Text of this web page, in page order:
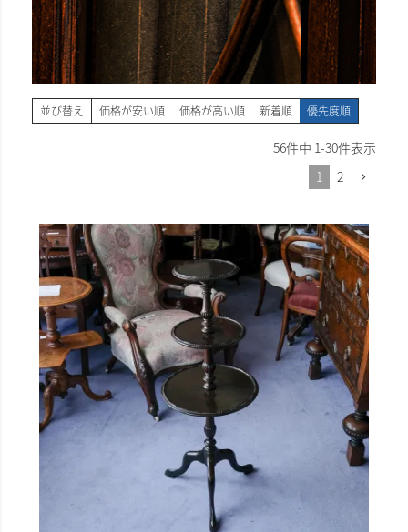
並び替え 価格が安い順 価格が高い順 新着順 優先度順
56件中 1-30件表示
1
2